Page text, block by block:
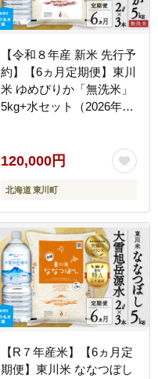
【令和８年産 新米 先行予
約】【6ヵ月定期便】東川
米 ゆめぴりか「無洗米」
5kg+水セット（2026年10
120,000円
北海道 東川町
【R７年産米】【6ヵ月定
期便】東川米 ななつぼし